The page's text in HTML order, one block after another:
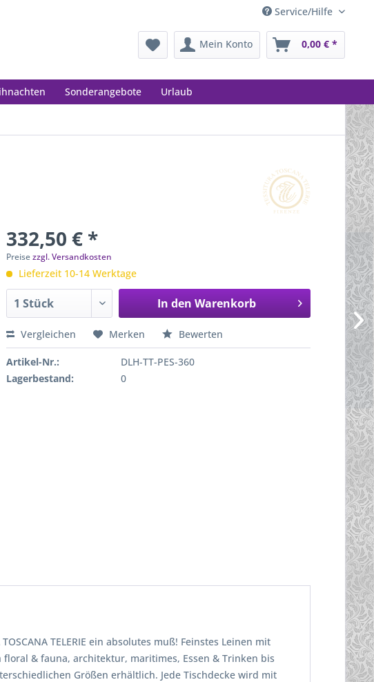
Service/Hilfe
Mein Konto 0,00 € *
Sonderangebote Urlaub
332,50 € *
Preisezzgl. Versandkosten
Lieferzeit 10-14 Werktage
In den Warenkorb
Vergleichen Merken Bewerten
Artikel-Nr.:
DLH-TT-PES-360
Lagerbestand:
0
TELERIE ein absolutes muß! Feinstes Leinen mit
& fauna, architektur, maritimes, Essen & Trinken bis
Größen erhältlich. Jede Tischdecke wird mit